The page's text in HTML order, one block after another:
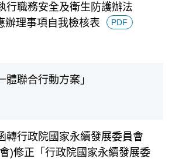
行職務安全及衛生防護辦法
辦理事項自我檢核表
PDF
體聯合行動方案」
轉行政院國家永續發展委員會
)修正「行政院國家永續發展委